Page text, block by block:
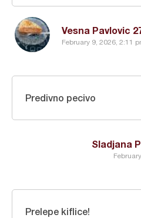
Vesna Pavlovic
February 9, 2026, 2:11
Sladjana
Predivno pecivo
Prelepe kiflice!